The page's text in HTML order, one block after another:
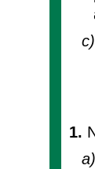
c)
1.